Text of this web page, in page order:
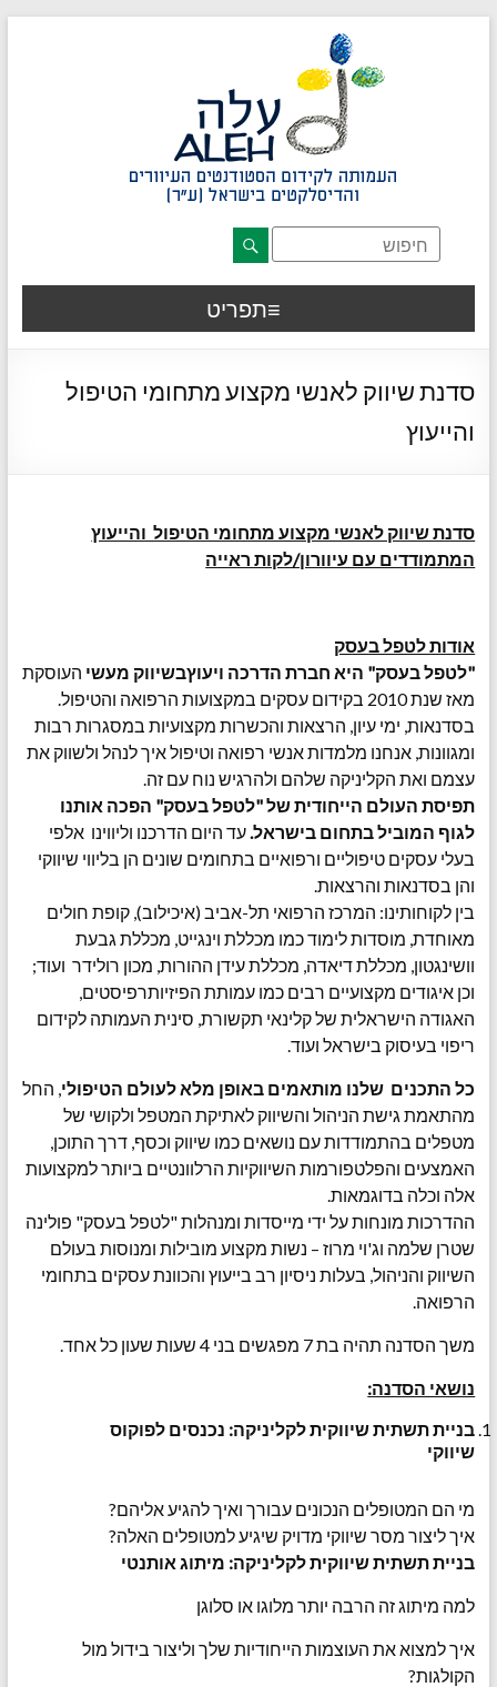
דלג לתוכן רצוי/Skip to content
חלק תחתון באתר
תפריט
סדנת שיווק לאנשי מקצוע מתחומי הטיפול
והייעוץ
סדנת שיווק לאנשי מקצוע מתחומי הטיפול והייעוץ
המתמודדים עם עיוורון/לקות ראייה
אודות לטפל בעסק
"לטפל בעסק" היא חברת הדרכה ויעוץבשיווק מעשי העוסקת
מאז שנת 2010 בקידום עסקים במקצועות הרפואה והטיפול.
בסדנאות, ימי עיון, הרצאות והכשרות מקצועיות במסגרות רבות
ומגוונות, אנחנו מלמדות אנשי רפואה וטיפול איך לנהל ולשווק את
עצמם ואת הקליניקה שלהם ולהרגיש נוח עם זה.
תפיסת העולם הייחודית של "לטפל בעסק" הפכה אותנו
לגוף המוביל בתחום בישראל. עד היום הדרכנו וליווינו אלפי
בעלי עסקים טיפוליים ורפואיים בתחומים שונים הן בליווי שיווקי
והן בסדנאות והרצאות.
בין לקוחותינו: המרכז הרפואי תל-אביב (איכילוב), קופת חולים
מאוחדת, מוסדות לימוד כמו מכללת וינגייט, מכללת גבעת
וושינגטון, מכללת דיאדה, מכללת עידן ההורות, מכון רולידר ועוד;
וכן איגודים מקצועיים רבים כמו עמותת הפיזיותרפיסטים,
האגודה הישראלית של קלינאי תקשורת, סינית העמותה לקידום
ריפוי בעיסוק בישראל ועוד.
כל התכנים שלנו מותאמים באופן מלא לעולם הטיפולי , החל
מהתאמת גישת הניהול והשיווק לאתיקת המטפל ולקושי של
מטפלים בהתמודדות עם נושאים כמו שיווק וכסף, דרך התוכן,
האמצעים והפלטפורמות השיווקיות הרלוונטיים ביותר למקצועות
אלה וכלה בדוגמאות.
ההדרכות מונחות על ידי מייסדות ומנהלות "לטפל בעסק" פולינה
שטרן שלמה וג'וי מרוז – נשות מקצוע מובילות ומנוסות בעולם
השיווק והניהול, בעלות ניסיון רב בייעוץ והכוונת עסקים בתחומי
הרפואה.
משך הסדנה תהיה בת 7 מפגשים בני 4 שעות שעון כל אחד.
נושאי הסדנה:
בניית תשתית שיווקית לקליניקה: נכנסים לפוקוס
שיווקי
מי הם המטופלים הנכונים עבורך ואיך להגיע אליהם?
איך ליצור מסר שיווקי מדויק שיגיע למטופלים האלה?
בניית תשתית שיווקית לקליניקה: מיתוג אותנטי
למה מיתוג זה הרבה יותר מלוגו או סלוגן
איך למצוא את העוצמות הייחודיות שלך וליצור בידול מול
הקולגות?